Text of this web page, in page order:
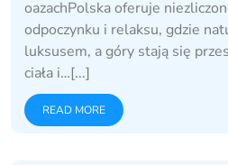
oazachPolska oferuje
odpoczynku i relaksu, gdzie
luksusem, a góry stają się
ciała i…[...]
READ MORE